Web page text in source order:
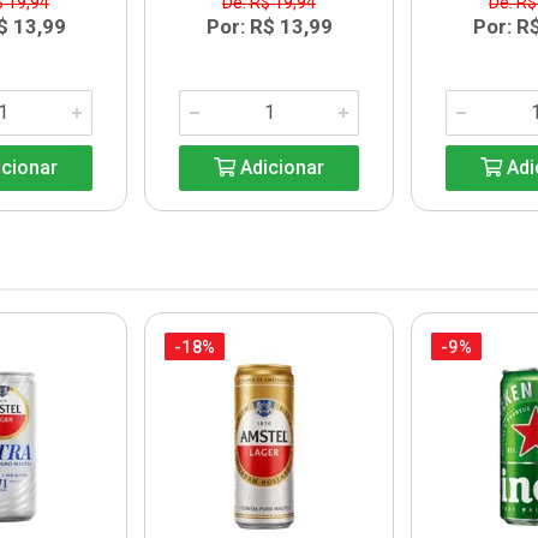
13,99 Por: R$ 13,99
Adicionar
Por:
-18% -9%